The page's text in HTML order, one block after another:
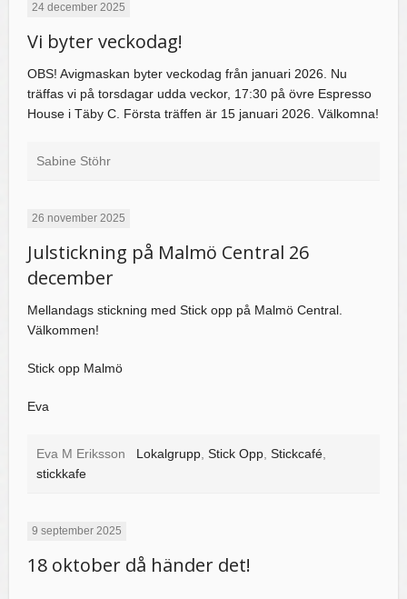
24 december 2025
Vi byter veckodag!
OBS! Avigmaskan byter veckodag från januari 2026. Nu
träffas vi på torsdagar udda veckor, 17:30 på övre Espresso
House i Täby C. Första träffen är 15 januari 2026. Välkomna!
Sabine Stöhr
26 november 2025
Julstickning på Malmö Central 26
december
Mellandags stickning med Stick opp på Malmö Central.
Välkommen!
Stick opp Malmö
Eva
Eva M Eriksson Lokalgrupp Stick Opp Stickcafé
stickkafe
9 september 2025
18 oktober då händer det!